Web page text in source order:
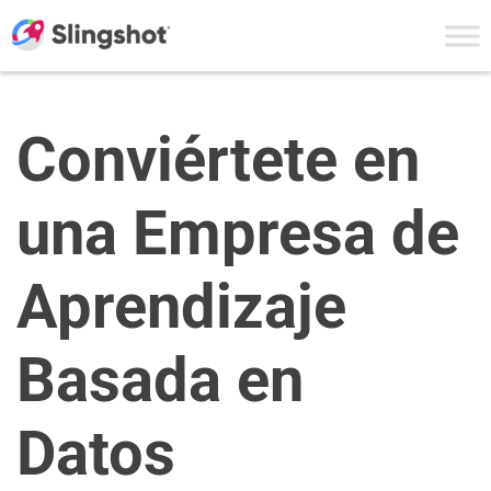
Conviértete en
una Empresa de
Aprendizaje
Basada en
Datos